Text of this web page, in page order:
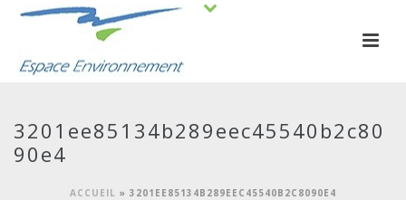
3201ee85134b289eec45540b2c80
90e4
ACCUEIL » 3201EE85134B289EEC45540B2C8090E4